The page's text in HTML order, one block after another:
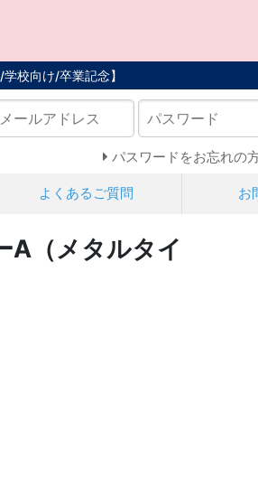
校向け/卒業記念】
パスワードをお忘れの
よくあるご質問 お
A（メタルタイ